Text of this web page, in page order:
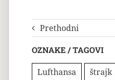
Prethodni
OZNAKE / TAGOVI
Lufthansa štrajk